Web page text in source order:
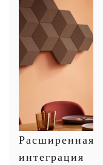
Расширенная
интеграция